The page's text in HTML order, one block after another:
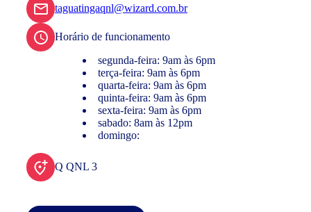
taguatingaqnl@wizard.com.br
Horário de funcionamento
segunda-feira: 9am às 6pm
terça-feira: 9am às 6pm
quarta-feira: 9am às 6pm
quinta-feira: 9am às 6pm
sexta-feira: 9am às 6pm
sabado: 8am às 12pm
domingo:
Q QNL 3